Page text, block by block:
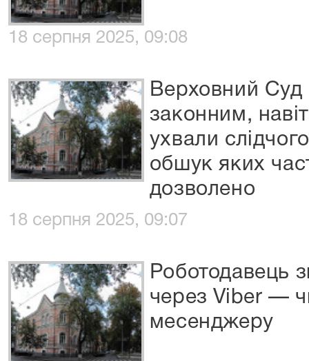
18 серпня 2025, 09:08
Верховний
законним,
ухвали
обшук яких
дозволено
18 серпня 2025, 09:07
Роботодавець
через Viber —
месенджеру